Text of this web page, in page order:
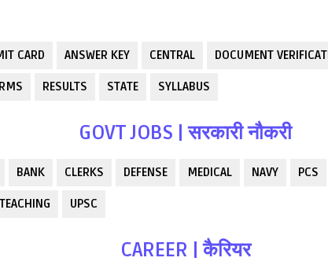
CARD ANSWER KEY CENTRAL DOCUMENT
RESULTS STATE SYLLABUS
GOVT JOBS | सरकारी नौकरी
BANK CLERKS DEFENSE MEDICAL NAVY PCS
TEACHING UPSC
CAREER | कैरियर